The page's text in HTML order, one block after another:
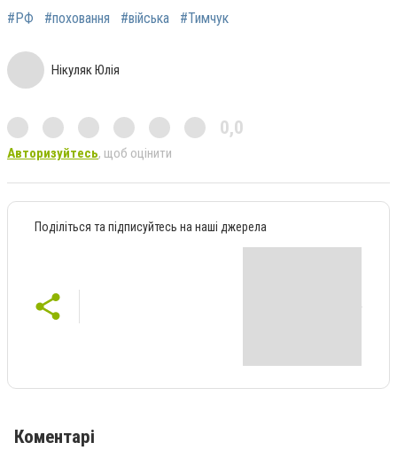
#РФ
#поховання #війська #Тимчук
Нікуляк Юлія
0,0
Авторизуйтесь, щоб оцінити
Поділіться та підписуйтесь на наші джерела
Коментарі